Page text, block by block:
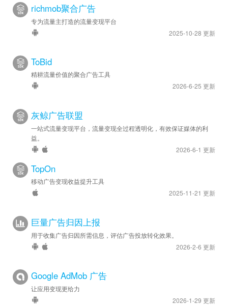
richmob聚合广告
专为流量主打造的流量变现平台
2025-10-28 更新
ToBid
精耕流量价值的聚合广告工具
2026-6-25 更新
灰鲸广告联盟
一站式流量变现平台，流量变现全过程透明化，有效保证媒体的利
益。
2026-6-1 更新
TopOn
移动广告变现收益提升工具
2025-11-21 更新
巨量广告归因上报
用于收集广告归因所需信息，评估广告投放转化效果。
2026-2-6 更新
Google AdMob 广告
让应用变现更给力
2026-1-29 更新